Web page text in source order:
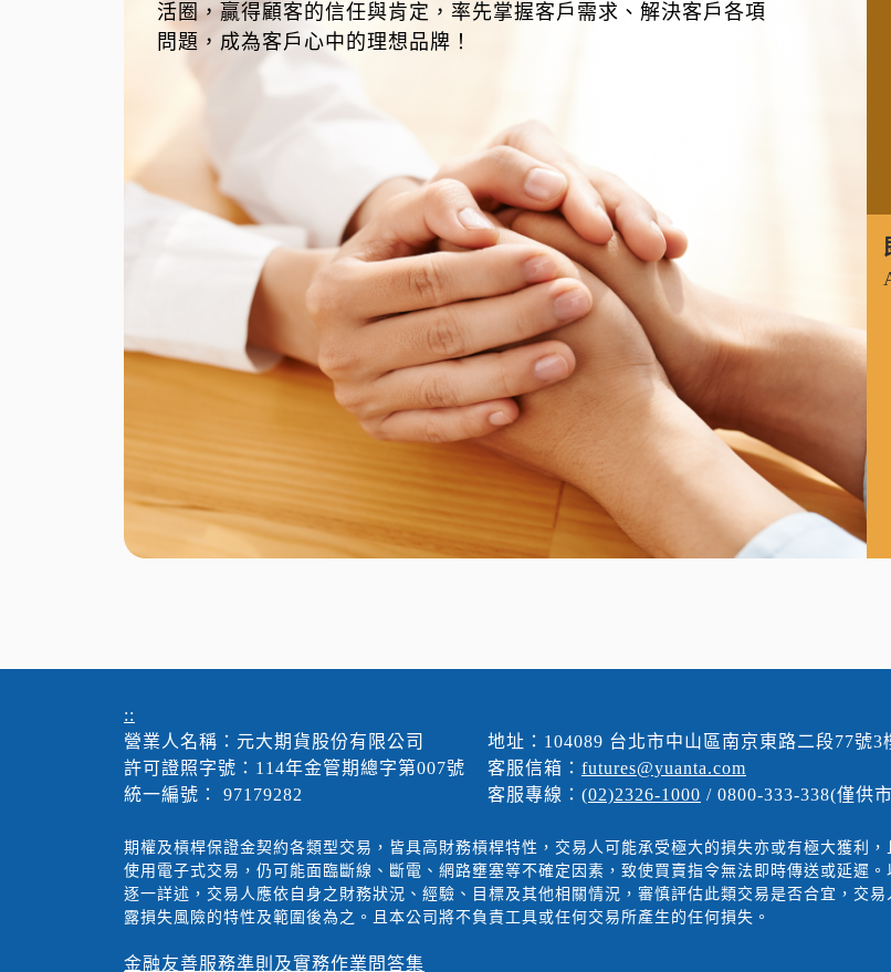
活圈，贏得顧客的信任與肯定，率先掌握客戶需求、解決客戶各項
問題，成為客戶心中的理想品牌！
::
營業人名稱：元大期貨股份有限公司
許可證照字號：114年金管期總字第007號
統一編號： 97179282
地址：104089 台北市中山區南京東路二段77號3
客服信箱： futures@yuanta.com
客服專線： (02)2326-1000 / 0800-333-338(僅供
期權及槓桿保證金契約各類型交易，皆具高財務槓桿特性，交易人可能承受極大的損失亦或有極大獲利
使用電子式交易，仍可能面臨斷線、斷電、網路壅塞等不確定因素，致使買賣指令無法即時傳送或延遲
逐一詳述，交易人應依自身之財務狀況、經驗、目標及其他相關情況，審慎評估此類交易是否合宜，交
露損失風險的特性及範圍後為之。且本公司將不負責工具或任何交易所產生的任何損失。
金融友善服務準則及實務作業問答集